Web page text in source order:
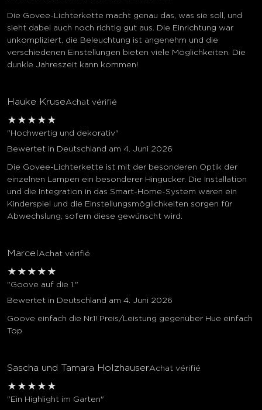
Die Govee-Lichterkette macht genau das, was sie soll, und
sieht dabei auch noch richtig gut aus. Die Einrichtung war
unkompliziert, die Beleuchtung ist angenehm und die
verschiedenen Einstellungen bieten viele Möglichkeiten. Die
dunkle Jahreszeit kann kommen!
Hauke KruseAchat vérifié
★ ★ ★ ★ ★
"Hochwertig und dekorativ"
Bewertet in Deutschland am 4. Juni 2026
Die Govee-Lichterkette ist mit der besonderen Optik der
einzelnen Lampen ein besonderer Hingucker. Die Installation
und die Integration in das Smart-Home-System waren ein
Kinderspiel und die Einstellungsmöglichkeiten sorgen für
Abwechslung, sofern diese gewünscht wird.
Marcel Achat vérifié
★ ★ ★ ★ ★
"Goove auf die 1."
Bewertet in Deutschland am 4. Juni 2026
Goove einfach die Nr.1! Preis/Leistung gegenüber Hue einfach
Top
Sascha und Tamara HolzhauserAchat vérifié
★ ★ ★ ★ ★
"Ein Highlight im Garten"